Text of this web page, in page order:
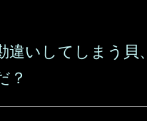
違いしてしまう貝、
？